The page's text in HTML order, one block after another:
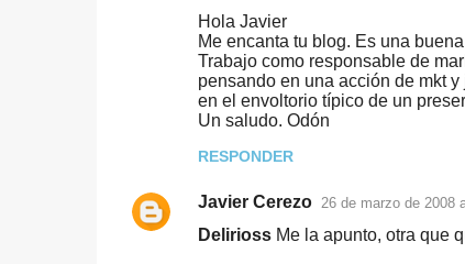
Hola Javier
Me encanta tu blog. Es una
Trabajo como responsable de
pensando en una acción de mkt
en el envoltorio típico de un
Un saludo. Odón
RESPONDER
Javier Cerezo 26 de marzo de 2008
DeliriossMe la apunto, otra que